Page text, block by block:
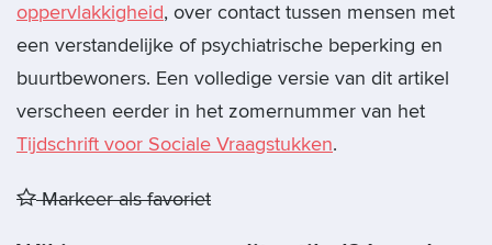
oppervlakkigheid, over contact tussen mensen met
een verstandelijke of psychiatrische beperking en
buurtbewoners. Een volledige versie van dit artikel
verscheen eerder in het zomernummer van het
Tijdschrift voor Sociale Vraagstukken.
Markeer als favoriet